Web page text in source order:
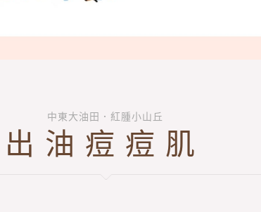
中東大油田．紅腫小山丘
出油痘痘肌